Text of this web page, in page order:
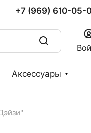
+7 (969) 610-05-
Аксессуары